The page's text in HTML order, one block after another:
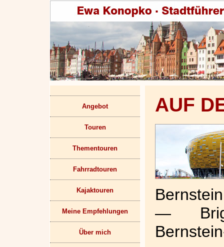
Angebot
Touren
Thementouren
Fahrradtouren
Kajaktouren
Meine Empfehlungen
Über mich
AUF
—